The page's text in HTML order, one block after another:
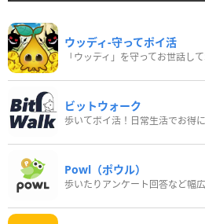
ウッディ‐守ってポイ活
「ウッディ」を守ってお世話し
ビットウォーク
Powl（ポウル）